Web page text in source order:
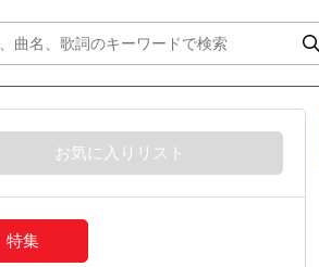
お気に入りリスト
特集